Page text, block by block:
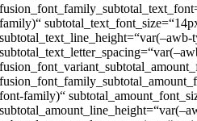
family)“
font-family)“